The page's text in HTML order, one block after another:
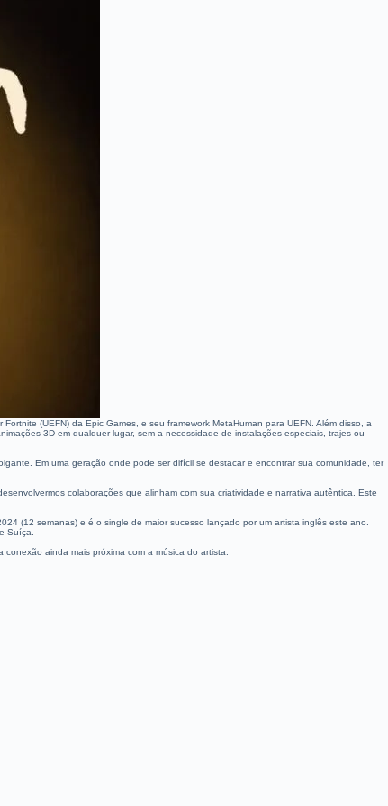
(UEFN) da Epic Games, e seu framework MetaHuman para UEFN. Além disso, a
3D em qualquer lugar, sem a necessidade de instalações especiais, trajes ou
Em uma geração onde pode ser difícil se destacar e encontrar sua comunidade, ter
colaborações que alinham com sua criatividade e narrativa autêntica. Este
(12 semanas) e é o single de maior sucesso lançado por um artista inglês este ano.
Suíça.
ainda mais próxima com a música do artista.